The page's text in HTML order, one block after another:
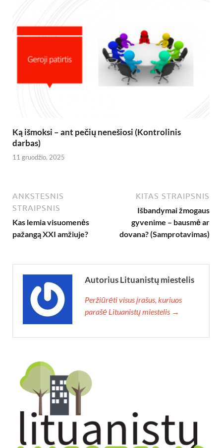
Ką išmoksi – ant pečių nenešiosi (Kontrolinis
darbas)
11 gruodžio, 2025
ANKSTESNIS
STRAIPSNIS
Kas lemia visuomenės
pažangą XXI amžiuje?
KITAS STRAIPSNIS
Išbandymai žmogaus
gyvenime – bausmė ar
dovana? (Samprotavimas)
Autorius Lituanistų miestelis
Peržiūrėti visus įrašus, kuriuos
parašė Lituanistų miestelis →